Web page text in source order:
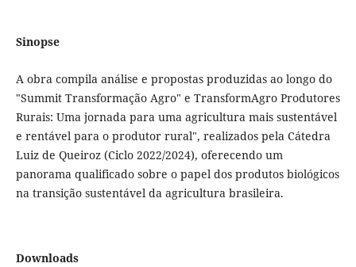
Sinopse
A obra compila análise e propostas produzidas ao longo do
"Summit Transformação Agro" e TransformAgro Produtores
Rurais: Uma jornada para uma agricultura mais sustentável
e rentável para o produtor rural", realizados pela Cátedra
Luiz de Queiroz (Ciclo 2022/2024), oferecendo um
panorama qualificado sobre o papel dos produtos biológicos
na transição sustentável da agricultura brasileira.
Downloads